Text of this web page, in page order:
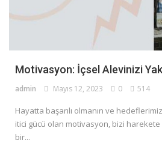
Motivasyon: İçsel Alevinizi
admin Mayıs 12, 2023 0 514
Hayatta başarılı olmanın ve
itici gücü olan motivasyon, bizi
bir...